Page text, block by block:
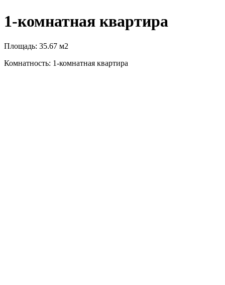
1-комнатная квартира
Площадь: 35.67 м2
Комнатность: 1-комнатная квартира